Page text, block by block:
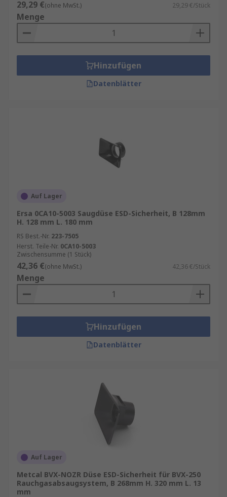
29,29 €(ohne MwSt.) 29,29 €/Stück
Menge
Hinzufügen
Datenblätter
Auf Lager
Ersa 0CA10-5003 Saugdüse ESD-Sicherheit, B 128mm
H. 128 mm L. 180 mm
RS Best.-Nr. 223-7505
Herst. Teile-Nr. 0CA10-5003
Zwischensumme (1 Stück)
42,36 €(ohne MwSt.) 42,36 €/Stück
Menge
Hinzufügen
Datenblätter
Auf Lager
Metcal BVX-NOZR Düse ESD-Sicherheit für BVX-250
Rauchgasabsaugsystem, B 268mm H. 320 mm L. 13
mm